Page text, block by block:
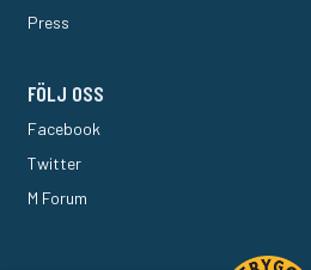
Press
FÖLJ OSS
Facebook
Twitter
M Forum